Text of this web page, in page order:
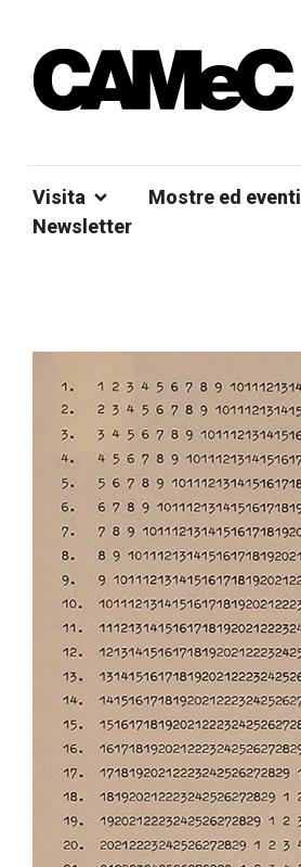
Visita Mostre ed eventi
Newsletter